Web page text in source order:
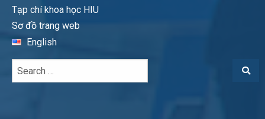
Tạp chí khoa học HIU
Sơ đồ trang web
English